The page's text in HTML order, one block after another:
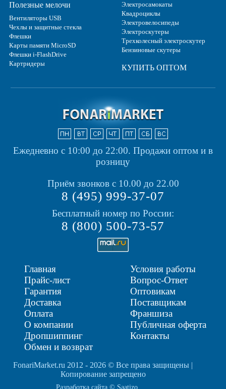
Полезные мелочи
Вентиляторы USB
Чехлы и защитные стекла
Флешки
Карты памяти MicroSD
Флешки i-FlashDrive
Картридеры
Электросамокаты
Квадроциклы
Электровелосипеды
Электроскутеры
Трехколесный электроскутер
Бензиновые скутеры
КУПИТЬ ОПТОМ
Ежедневно с 10:00 до 22:00. Продажи оптом и в
розницу
Приём звонков с 10.00 до 22.00
8 (495) 999-37-07
Бесплатный номер по России:
8 (800) 500-73-57
Главная
Прайс-лист
Гарантия
Доставка
Оплата
О компании
Дропшиппинг
Обмен и возврат
Условия работы
Вопрос-Ответ
Оптовикам
Поставщикам
Франшиза
Публичная оферта
Контакты
FonariMarket.ru 2012 - 2026 © Все права защищены |
Копирование запрещено
Разработка сайта © Saatizo